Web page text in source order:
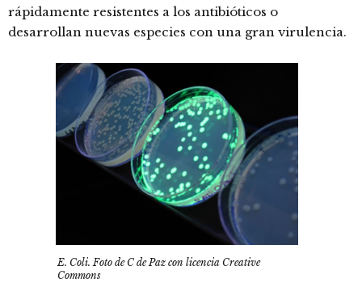
rápidamente resistentes a los antibióticos o
desarrollan nuevas especies con una gran virulencia.
E. Coli. Foto de C de Paz con licencia Creative
Commons